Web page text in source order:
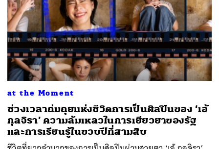
at the Moment
ช่วงเวลาถ่มถุยแห่งชีวิตการเป็นศิลปินของ ‘เอ้
กุลจิรา’ ความล้มเหลวในการเยียวยาของรัฐ
และการเรียนรู้ในขวบปีที่สามสิบ